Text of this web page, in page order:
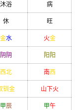
沐浴 病
休 旺
金水 火金
阴 阴 阳 阳
西北 南西
钏金 山下火
甲辰 甲午